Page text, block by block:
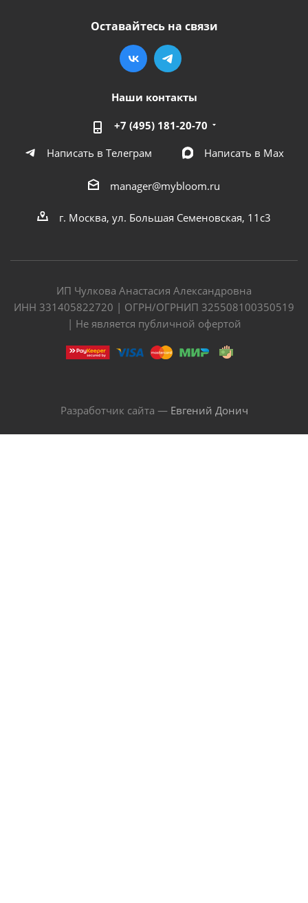
Оставайтесь на связи
Наши контакты
+7 (495) 181-20-70
Написать в Телеграм
Написать в Мах
manager@mybloom.ru
г. Москва, ул. Большая Семеновская, 11с3
ИП Чулкова Анастасия Александровна
ИНН 331405822720 | ОГРН/ОГРНИП 325508100350519
| Не является публичной офертой
Разработчик сайта — Евгений Донич